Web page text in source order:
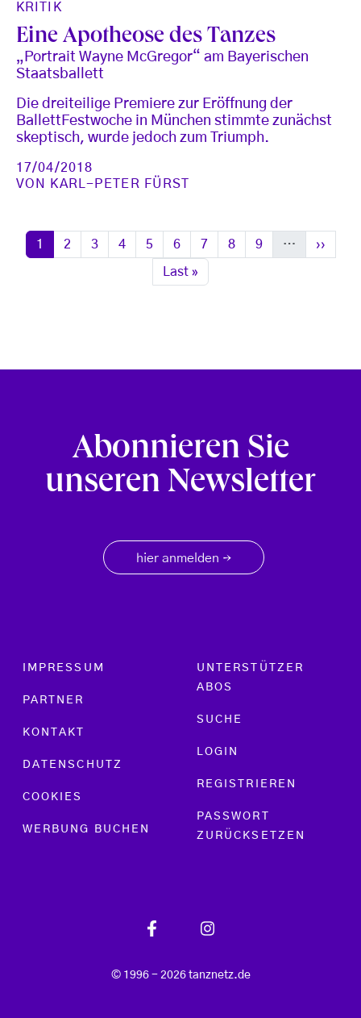
KRITIK
Eine Apotheose des Tanzes
„Portrait Wayne McGregor“ am Bayerischen
Staatsballett
Die dreiteilige Premiere zur Eröffnung der
BallettFestwoche in München stimmte zunächst
skeptisch, wurde jedoch zum Triumph.
17/04/2018
VON
KARL-PETER FÜRST
Seitennummerierung
Seite
1 Seite
2 Seite
3 Seite
4 Seite
5 Seite
6 Seite
7 Seite
8 Seite
9 … ››
Letzte Seite
Last »
Abonnieren Sie
unseren Newsletter
hier anmelden →
Footer menu
IMPRESSUM
PARTNER
KONTAKT
DATENSCHUTZ
COOKIES
WERBUNG BUCHEN
UNTERSTÜTZER
ABOS
SUCHE
LOGIN
REGISTRIEREN
PASSWORT
ZURÜCKSETZEN
© 1996 - 2026 tanznetz.de